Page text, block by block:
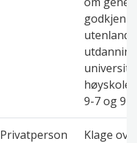
9-7 og 9-8
Privatperson
Klage